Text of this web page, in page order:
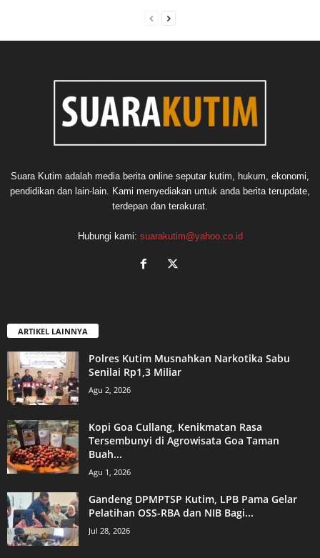
Suara Kutim adalah media berita online seputar kutim, hukum, ekonomi,
pendidikan dan lain-lain. Kami menyediakan untuk anda berita terupdate,
terdepan dan terakurat.
Hubungi kami: suarakutim@yahoo.co.id
ARTIKEL LAINNYA
Polres Kutim Musnahkan Narkotika Sabu
Senilai Rp1,3 Miliar
Agu 2, 2026
Kopi Goa Cullang, Kenikmatan Rasa
Tersembunyi di Agrowisata Goa Taman
Buah...
Agu 1, 2026
Gandeng DPMPTSP Kutim, LPB Pama Gelar
Pelatihan OSS-RBA dan NIB Bagi...
Jul 28, 2026